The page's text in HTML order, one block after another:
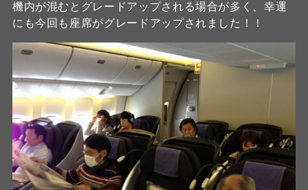
機内が混むとグレードアップされる場合が多く、幸運
にも今回も座席がグレードアップされました！！